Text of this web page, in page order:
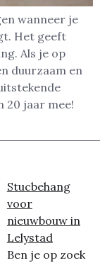
wanneer je
Het geeft
Als je op
duurzaam en
20 jaar mee!
Stucbehang
voor
nieuwbouw in
Lelystad
Ben je op zoek